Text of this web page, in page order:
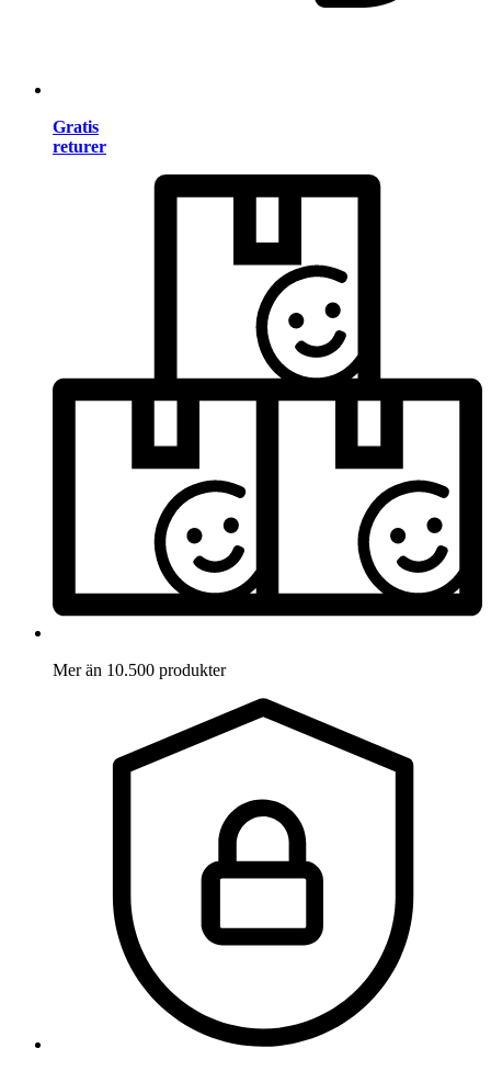
Gratis
returer
Mer än 10.500 produkter